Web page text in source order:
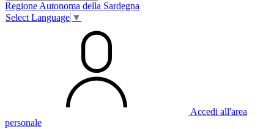
Regione Autonoma della Sardegna
Select Language ▼
Accedi all'area
personale